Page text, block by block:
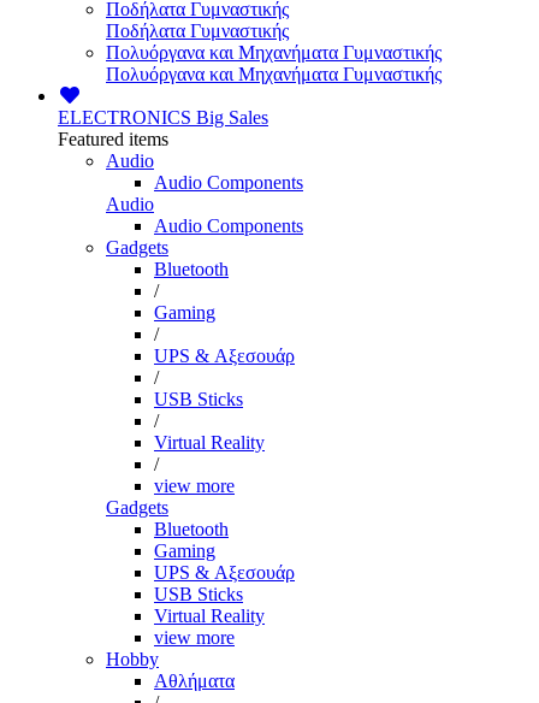
Ποδήλατα Γυμναστικής
Ποδήλατα Γυμναστικής
Πολυόργανα και Μηχανήματα Γυμναστικής
Πολυόργανα και Μηχανήματα Γυμναστικής
ELECTRONICS Big Sales
Featured items
Audio
Audio Components
Audio
Audio Components
Gadgets
Bluetooth
/
Gaming
/
UPS & Αξεσουάρ
/
USB Sticks
/
Virtual Reality
/
view more
Gadgets
Bluetooth
Gaming
UPS & Αξεσουάρ
USB Sticks
Virtual Reality
view more
Hobby
Αθλήματα